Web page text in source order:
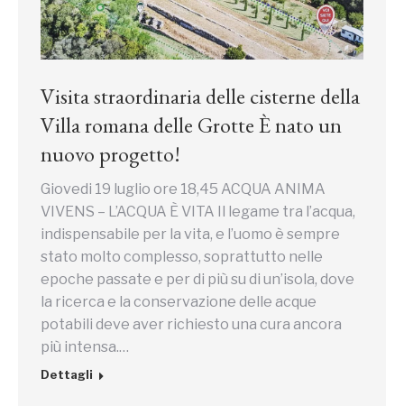
Visita straordinaria delle cisterne della
Villa romana delle Grotte È nato un
nuovo progetto!
Giovedi 19 luglio ore 18,45 ACQUA ANIMA
VIVENS – L’ACQUA È VITA Il legame tra l’acqua,
indispensabile per la vita, e l’uomo è sempre
stato molto complesso, soprattutto nelle
epoche passate e per di più su di un’isola, dove
la ricerca e la conservazione delle acque
potabili deve aver richiesto una cura ancora
più intensa.…
Dettagli